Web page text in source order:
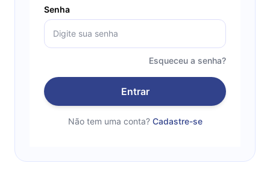
Senha
Esqueceu a senha?
Entrar
Não tem uma conta? Cadastre-se